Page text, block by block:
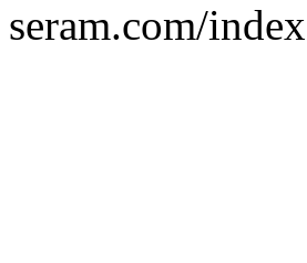
seram.com/